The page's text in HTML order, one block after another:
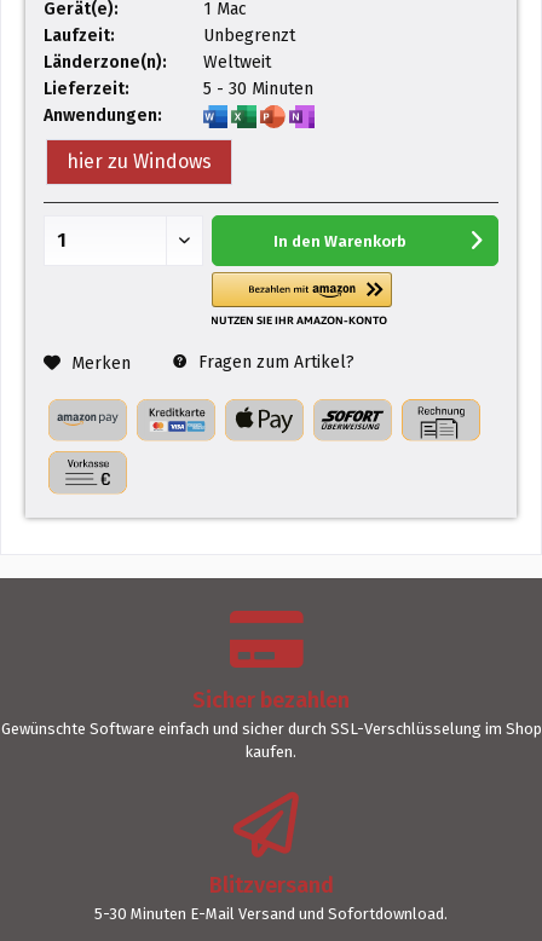
Gerät(e):
1 Mac
Laufzeit:
Unbegrenzt
Länderzone(n):
Weltweit
Lieferzeit:
5 - 30 Minuten
Anwendungen:
hier zu Windows
In den Warenkorb
Merken Fragen zum Artikel?
Sicher bezahlen
Gewünschte Software einfach und sicher durch SSL-Verschlüsselung im Shop
kaufen.
Blitzversand
5-30 Minuten E-Mail Versand und Sofortdownload.